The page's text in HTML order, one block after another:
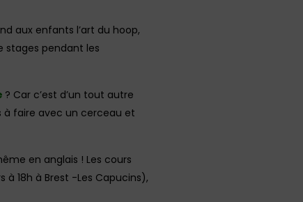
aux enfants l’art du hoop,
stages pendant les
? Car c’est d’un tout autre
à faire avec un cerceau et
en anglais ! Les cours
à 18h à Brest -Les Capucins),